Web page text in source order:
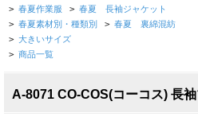
> 春夏作業服 > 春夏 長袖ジャケット
> 春夏素材別・種類別 > 春夏 裏綿混紡
> 大きいサイズ
> 商品一覧
A-8071 CO-COS(コーコス) 長袖